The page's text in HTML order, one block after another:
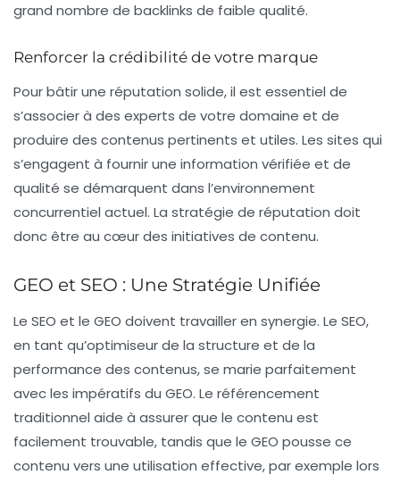
grand nombre de backlinks de faible qualité.
Renforcer la crédibilité de votre marque
Pour bâtir une réputation solide, il est essentiel de
s’associer à des experts de votre domaine et de
produire des contenus pertinents et utiles. Les sites qui
s’engagent à fournir une information vérifiée et de
qualité se démarquent dans l’environnement
concurrentiel actuel. La stratégie de réputation doit
donc être au cœur des initiatives de contenu.
GEO et SEO : Une Stratégie Unifiée
Le SEO et le GEO doivent travailler en synergie. Le SEO,
en tant qu’optimiseur de la structure et de la
performance des contenus, se marie parfaitement
avec les impératifs du GEO. Le référencement
traditionnel aide à assurer que le contenu est
facilement trouvable, tandis que le GEO pousse ce
contenu vers une utilisation effective, par exemple lors